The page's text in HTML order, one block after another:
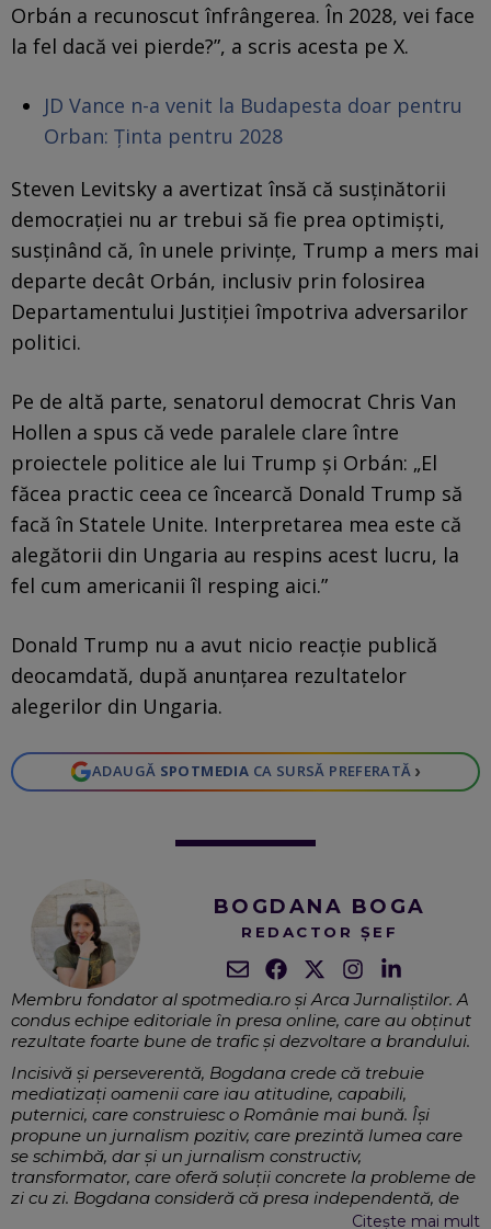
Orbán a recunoscut înfrângerea. În 2028, vei face
la fel dacă vei pierde?”, a scris acesta pe X.
JD Vance n-a venit la Budapesta doar pentru
Orban: Ținta pentru 2028
Steven Levitsky a avertizat însă că susținătorii
democrației nu ar trebui să fie prea optimiști,
susținând că, în unele privințe, Trump a mers mai
departe decât Orbán, inclusiv prin folosirea
Departamentului Justiției împotriva adversarilor
politici.
Pe de altă parte, senatorul democrat Chris Van
Hollen a spus că vede paralele clare între
proiectele politice ale lui Trump și Orbán: „El
făcea practic ceea ce încearcă Donald Trump să
facă în Statele Unite. Interpretarea mea este că
alegătorii din Ungaria au respins acest lucru, la
fel cum americanii îl resping aici.”
Donald Trump nu a avut nicio reacție publică
deocamdată, după anunțarea rezultatelor
alegerilor din Ungaria.
ADAUGĂ SPOTMEDIA CA SURSĂ PREFERATĂ ›
BOGDANA BOGA
REDACTOR ȘEF
Membru fondator al spotmedia.ro și Arca Jurnaliştilor. A
condus echipe editoriale în presa online, care au obţinut
rezultate foarte bune de trafic şi dezvoltare a brandului.
Incisivă şi perseverentă, Bogdana crede că trebuie
mediatizaţi oamenii care iau atitudine, capabili,
puternici, care construiesc o Românie mai bună. Îşi
propune un jurnalism pozitiv, care prezintă lumea care
se schimbă, dar şi un jurnalism constructiv,
transformator, care oferă soluţii concrete la probleme de
zi cu zi. Bogdana consideră că presa independentă, de
calitate şi fără ingerinţe politice se mai poate face încă şi
Citește mai mult